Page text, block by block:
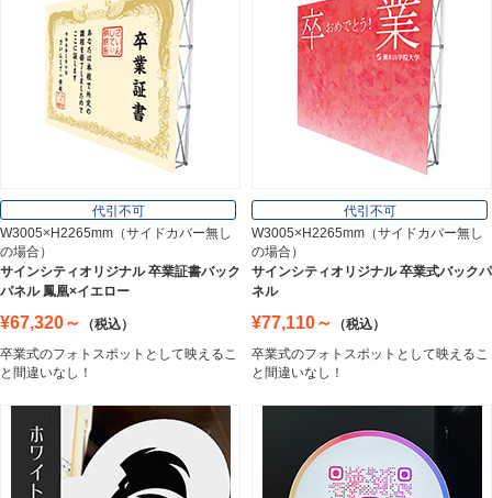
インテリア
Interior
オフィス用品
Office Supplies
ステンレス切文字
Stainless Sign
エッチングプレート
郵便ポスト
Post
代引不可
W3005×H2265mm（サイドカバー無し
の場合）
サインシティオリジナル 卒業証書バック
パネル 鳳凰×イエロー
¥67,320～
（税込）
卒業式のフォトスポットとして映えるこ
と間違いなし！
代引不可
W3005×H2265mm（サイドカバー無し
の場合）
サインシティオリジナル 卒業式バックパ
ネル
¥77,110～
（税込）
卒業式のフォトスポットとして映えるこ
と間違いなし！